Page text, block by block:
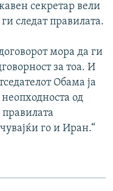
секретар вели
следат правилата.
мора да ги
за тоа. И
Обама ја
од
го и Иран.“